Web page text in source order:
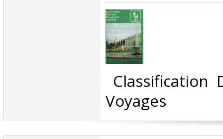
Classification
Voyages‎